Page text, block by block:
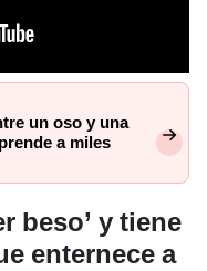
un oso y una
a miles
beso’ y tiene
enternece a